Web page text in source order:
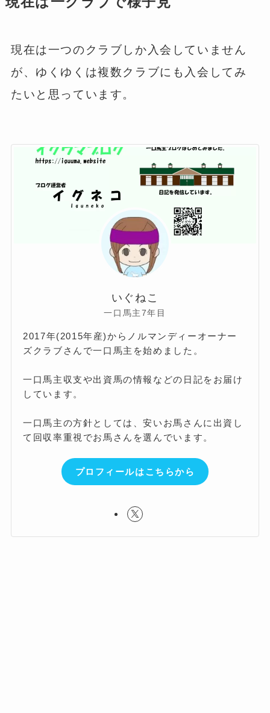
現在は一つのクラブしか入会していません
が、ゆくゆくは複数クラブにも入会してみ
たいと思っています。
いぐねこ
一口馬主7年目
2017年(2015年産)からノルマンディーオーナー
ズクラブさんで一口馬主を始めました。
一口馬主収支や出資馬の情報などの日記をお届け
しています。
一口馬主の方針としては、安いお馬さんに出資し
て回収率重視でお馬さんを選んでいます。
プロフィールはこちらから